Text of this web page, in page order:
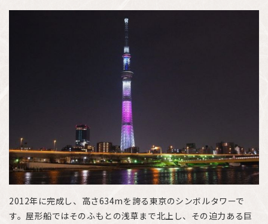
2012年に完成し、高さ634mを誇る東京のシンボルタワーで
す。屋形船ではそのふもとの浅草まで北上し、その迫力ある巨